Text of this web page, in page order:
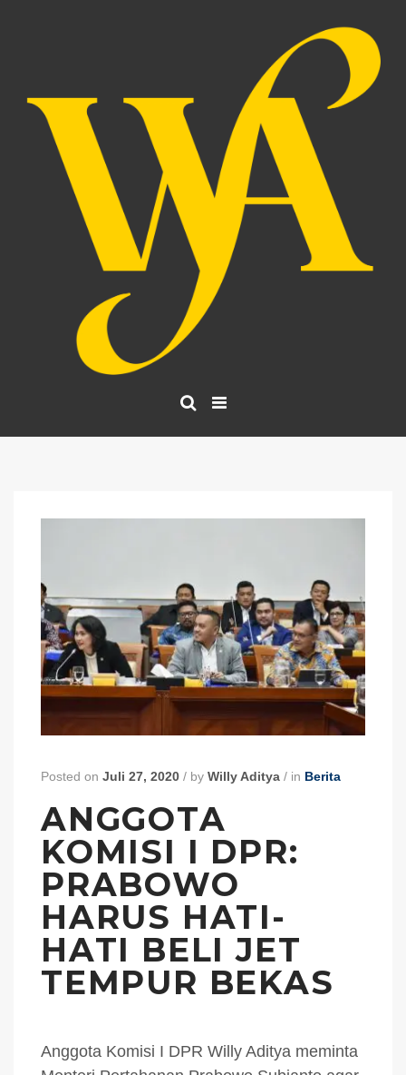
Posted on Juli 27, 2020 / by Willy Aditya / in Berita
ANGGOTA
KOMISI I DPR:
PRABOWO
HARUS HATI-
HATI BELI JET
TEMPUR BEKAS
Anggota Komisi I DPR Willy Aditya meminta